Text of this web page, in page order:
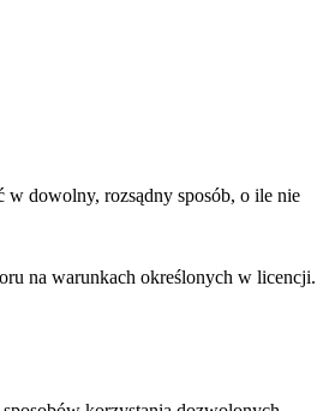
w dowolny, rozsądny sposób, o ile nie
na warunkach określonych w licencji.